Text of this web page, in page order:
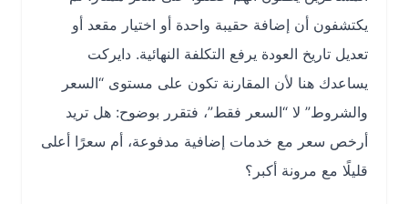
يكتشفون أن إضافة حقيبة واحدة أو اختيار مقعد أو
تعديل تاريخ العودة يرفع التكلفة النهائية. دايركت
يساعدك هنا لأن المقارنة تكون على مستوى “السعر
والشروط” لا “السعر فقط”، فتقرر بوضوح: هل تريد
أرخص سعر مع خدمات إضافية مدفوعة، أم سعرًا أعلى
قليلًا مع مرونة أكبر؟